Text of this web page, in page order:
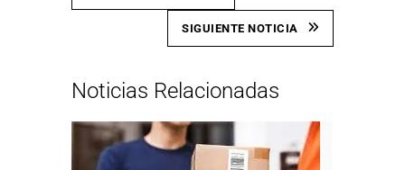
SIGUIENTE NOTICIA
Noticias Relacionadas